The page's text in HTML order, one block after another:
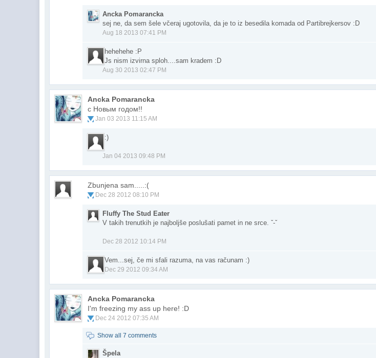
Ancka Pomarancka
sej ne, da sem šele včeraj ugotovila, da je to iz besedila komada od Partibrejkersov :D
Aug 18 2013 07:41 PM
hehehehe :P
Js nism izvirna sploh....sam kradem :D
Aug 30 2013 02:47 PM
Ancka Pomarancka
с Новым годом!!
Jan 03 2013 11:15 AM
:)
Jan 04 2013 09:48 PM
Zbunjena sam.....:(
Dec 28 2012 08:10 PM
Fluffy The Stud Eater
V takih trenutkih je najboljše poslušati pamet in ne srce. ˇ-ˇ
Dec 28 2012 10:14 PM
Vem...sej, če mi sfali razuma, na vas računam :)
Dec 29 2012 09:34 AM
Ancka Pomarancka
I'm freezing my ass up here! :D
Dec 24 2012 07:35 AM
Show all 7 comments
Špela